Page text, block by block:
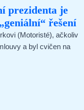
prezidenta je
řešení
(Motoristé), ačkoliv
a byl cvičen na